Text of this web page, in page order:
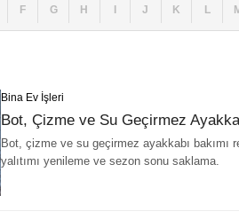
F G H J K L
Bina Ev İşleri
Bot, Çizme ve Su Geçirmez
Bot, çizme ve su geçirmez ayakkabı bakımı
yalıtımı yenileme ve sezon sonu saklama.